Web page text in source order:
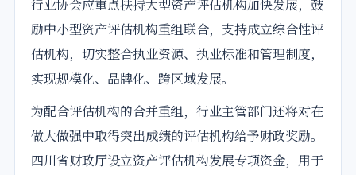
行业协会应重点扶持大型资产评估机构加快发展，鼓
励中小型资产评估机构重组联合，支持成立综合性评
估机构，切实整合执业资源、执业标准和管理制度，
实现规模化、品牌化、跨区域发展。
为配合评估机构的合并重组，行业主管部门还将对在
做大做强中取得突出成绩的评估机构给予财政奖励。
四川省财政厅设立资产评估机构发展专项资金，用于